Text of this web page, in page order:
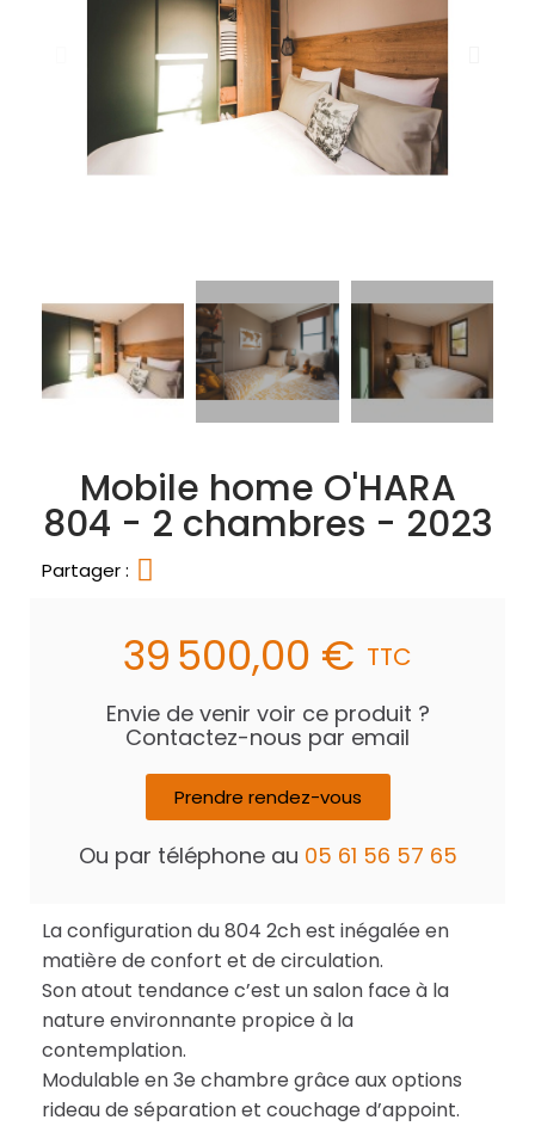
Mobile home O'HARA
804 - 2 chambres - 2023
Partager :
39 500,00 € TTC
Envie de venir voir ce produit ?
Contactez-nous par email
Prendre rendez-vous
Ou par téléphone au 05 61 56 57 65
La configuration du 804 2ch est inégalée en
matière de confort et de circulation.
Son atout tendance c’est un salon face à la
nature environnante propice à la
contemplation.
Modulable en 3e chambre grâce aux options
rideau de séparation et couchage d’appoint.